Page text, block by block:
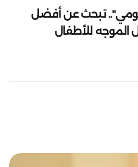
تبحث عن أفضل
الموجه للأطفال